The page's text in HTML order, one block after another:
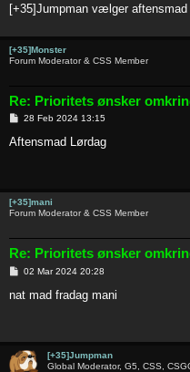
[+35]Jumpman vælger aftensmad
[+35]Monster
Forum Moderator & CSS Member
Re: Prioritets ønsker
P
s
28 Feb 2024 13:15
Aftensmad Lørdag
[+35]mani
Forum Moderator & CSS Member
Re: Prioritets ønsker
P
s
02 Mar 2024 20:28
nat mad fradag mani
[+35]Jumpman
Global Moderator, G5, CSS,